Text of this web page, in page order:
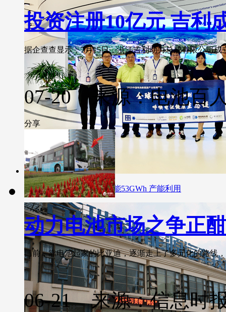
宁德时代现有动力电池产能53GWh 产能利用
投资注册10亿元 吉利
据企查查显示，7月15日，浙江吉利动力总成有限公司成
07-20 来源：电池百
分享
动力电池市场之争正
目前，靠电池起家的比亚迪，逐渐走上了多元化的路线
06-21 来源：信息时